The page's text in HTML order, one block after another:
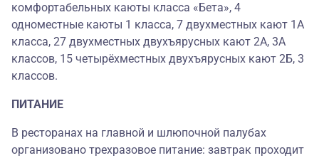
комфортабельных каюты класса «Бета», 4
одноместные каюты 1 класса, 7 двухместных кают 1А
класса, 27 двухместных двухъярусных кают 2А, 3А
классов, 15 четырёхместных двухъярусных кают 2Б, 3
классов.
ПИТАНИЕ
В ресторанах на главной и шлюпочной палубах
организовано трехразовое питание: завтрак проходит